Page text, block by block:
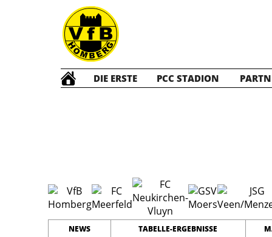
DIE ERSTE PCC STADION
NEWS TABELLE-ERGEBNISSE